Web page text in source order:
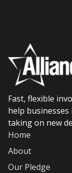
Fast, flexible
help
taking on new
Home
About
Our Pledge